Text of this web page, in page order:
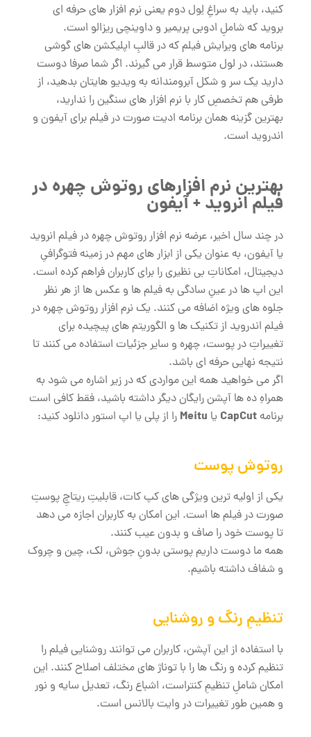
کنید، باید به سراغِ لِول دوم یعنی نرم افزار های حرفه ای
بروید که شاملِ ادوبی پریمیر و داوینچی ریزالو است.
برنامه های ویرایش فیلم که در قالبِ اپلیکشن های گوشی
هستند، در لول متوسط قرار می گیرند. اگر شما صرفا دوست
دارید یک سر و شکل آبرومندانه به ویدیو هایتان بدهید، از
طرفی هم تخصصِ کار با نرم افزار های سنگین را ندارید،
بهترین گزینه همان برنامه ادیت صورت در فیلم برای آیفون و
اندروید است.
بهترین نرم افزارهای روتوش چهره در
فیلم انروید + آیفون
در چند سال اخیر، عرضه نرم افزار روتوش چهره در فیلم انروید
یا آیفون، به عنوان یکی از ابزار های مهم در زمینه فتوگرافیِ
دیجیتال، امکاناتِ بی نظیری را برای کاربران فراهم کرده است.
این اپ ها در عینِ سادگی به فیلم ها و عکس ها از هر نظر
جلوه های ویژه اضافه می کنند. یک نرم افزار روتوش چهره در
فیلم اندروید از تکنیک‌ ها و الگوریتم ‌های پیچیده برای
تغییراتِ در پوست، چهره و سایر جزئیات استفاده می ‌کنند تا
نتیجه نهایی حرفه ای باشد.
اگر می خواهید همه این مواردی که در زیر اشاره می شود به
همراهِ ده ها آپشن رایگان دیگر داشته باشید، فقط کافی است
برنامهCapCutیاMeituرا از پلی یا اپ استور دانلود کنید:
روتوش پوست
یکی از اولیه ترین ویژگی‌ های کپ کات، قابلیتِ ریتاچِ پوستِ
صورت در فیلم ها است. این امکان به کاربران اجازه می‌ دهد
تا پوست خود را صاف و بدون عیب کنند.
همه ما دوست داریم پوستی بدونِ جوش، لک، چین و چروک
و شفاف داشته باشیم.
تنظیمِ رنگ و روشنایی
با استفاده از این آپشن، کاربران می‌ توانند روشنایی فیلم را
تنظیم کرده و رنگ ‌ها را با توناژ های مختلف اصلاح کنند. این
امکان شاملِ تنظیمِ کنتراست، اشباع رنگ، تعدیل سایه و نور
و همین طور تغییرات در وایت بالانس است.